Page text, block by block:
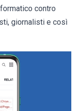
contro
giornalisti e così